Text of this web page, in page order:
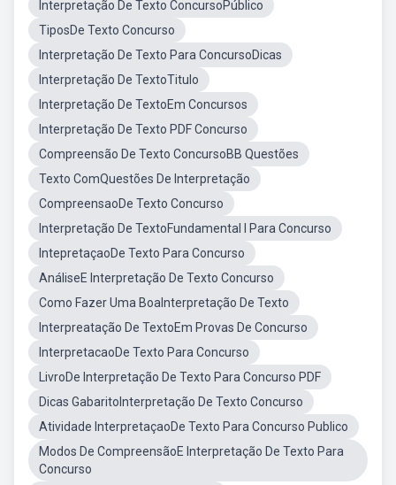
Interpretação De Texto ConcursoPúblico
TiposDe Texto Concurso
Interpretação De Texto Para ConcursoDicas
Interpretação De TextoTitulo
Interpretação De TextoEm Concursos
Interpretação De Texto PDF Concurso
Compreensão De Texto ConcursoBB Questões
Texto ComQuestões De Interpretação
CompreensaoDe Texto Concurso
Interpretação De TextoFundamental I Para Concurso
IntepretaçaoDe Texto Para Concurso
AnáliseE Interpretação De Texto Concurso
Como Fazer Uma BoaInterpretação De Texto
Interpreatação De TextoEm Provas De Concurso
InterpretacaoDe Texto Para Concurso
LivroDe Interpretação De Texto Para Concurso PDF
Dicas GabaritoInterpretação De Texto Concurso
Atividade InterpretaçaoDe Texto Para Concurso Publico
Modos De CompreensãoE Interpretação De Texto Para
Concurso